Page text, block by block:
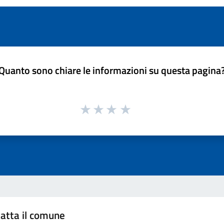
sono chiare le informazioni su questa
il comune